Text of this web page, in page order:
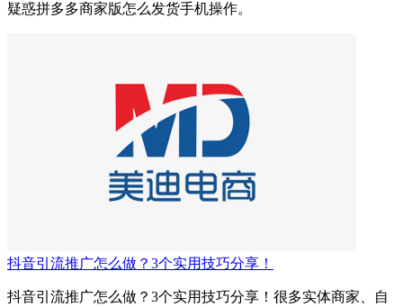
疑惑拼多多商家版怎么发货手机操作。
抖音引流推广怎么做？3个实用技巧分享！
抖音引流推广怎么做？3个实用技巧分享！很多实体商家、自